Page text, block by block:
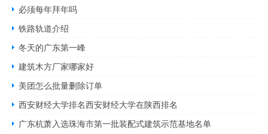
必须每年拜年吗
铁路轨道介绍
冬天的广东第一峰
建筑木方厂家哪家好
美团怎么批量删除订单
西安财经大学排名西安财经大学在陕西排名
广东杭萧入选珠海市第一批装配式建筑示范基地名单